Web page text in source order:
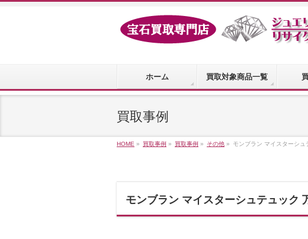
ホーム 買取対象商品一覧
買取事例
HOME » 買取事例 » 買取事例 » その他 » モンブラン マイスターシ
モンブラン マイスターシュテュック